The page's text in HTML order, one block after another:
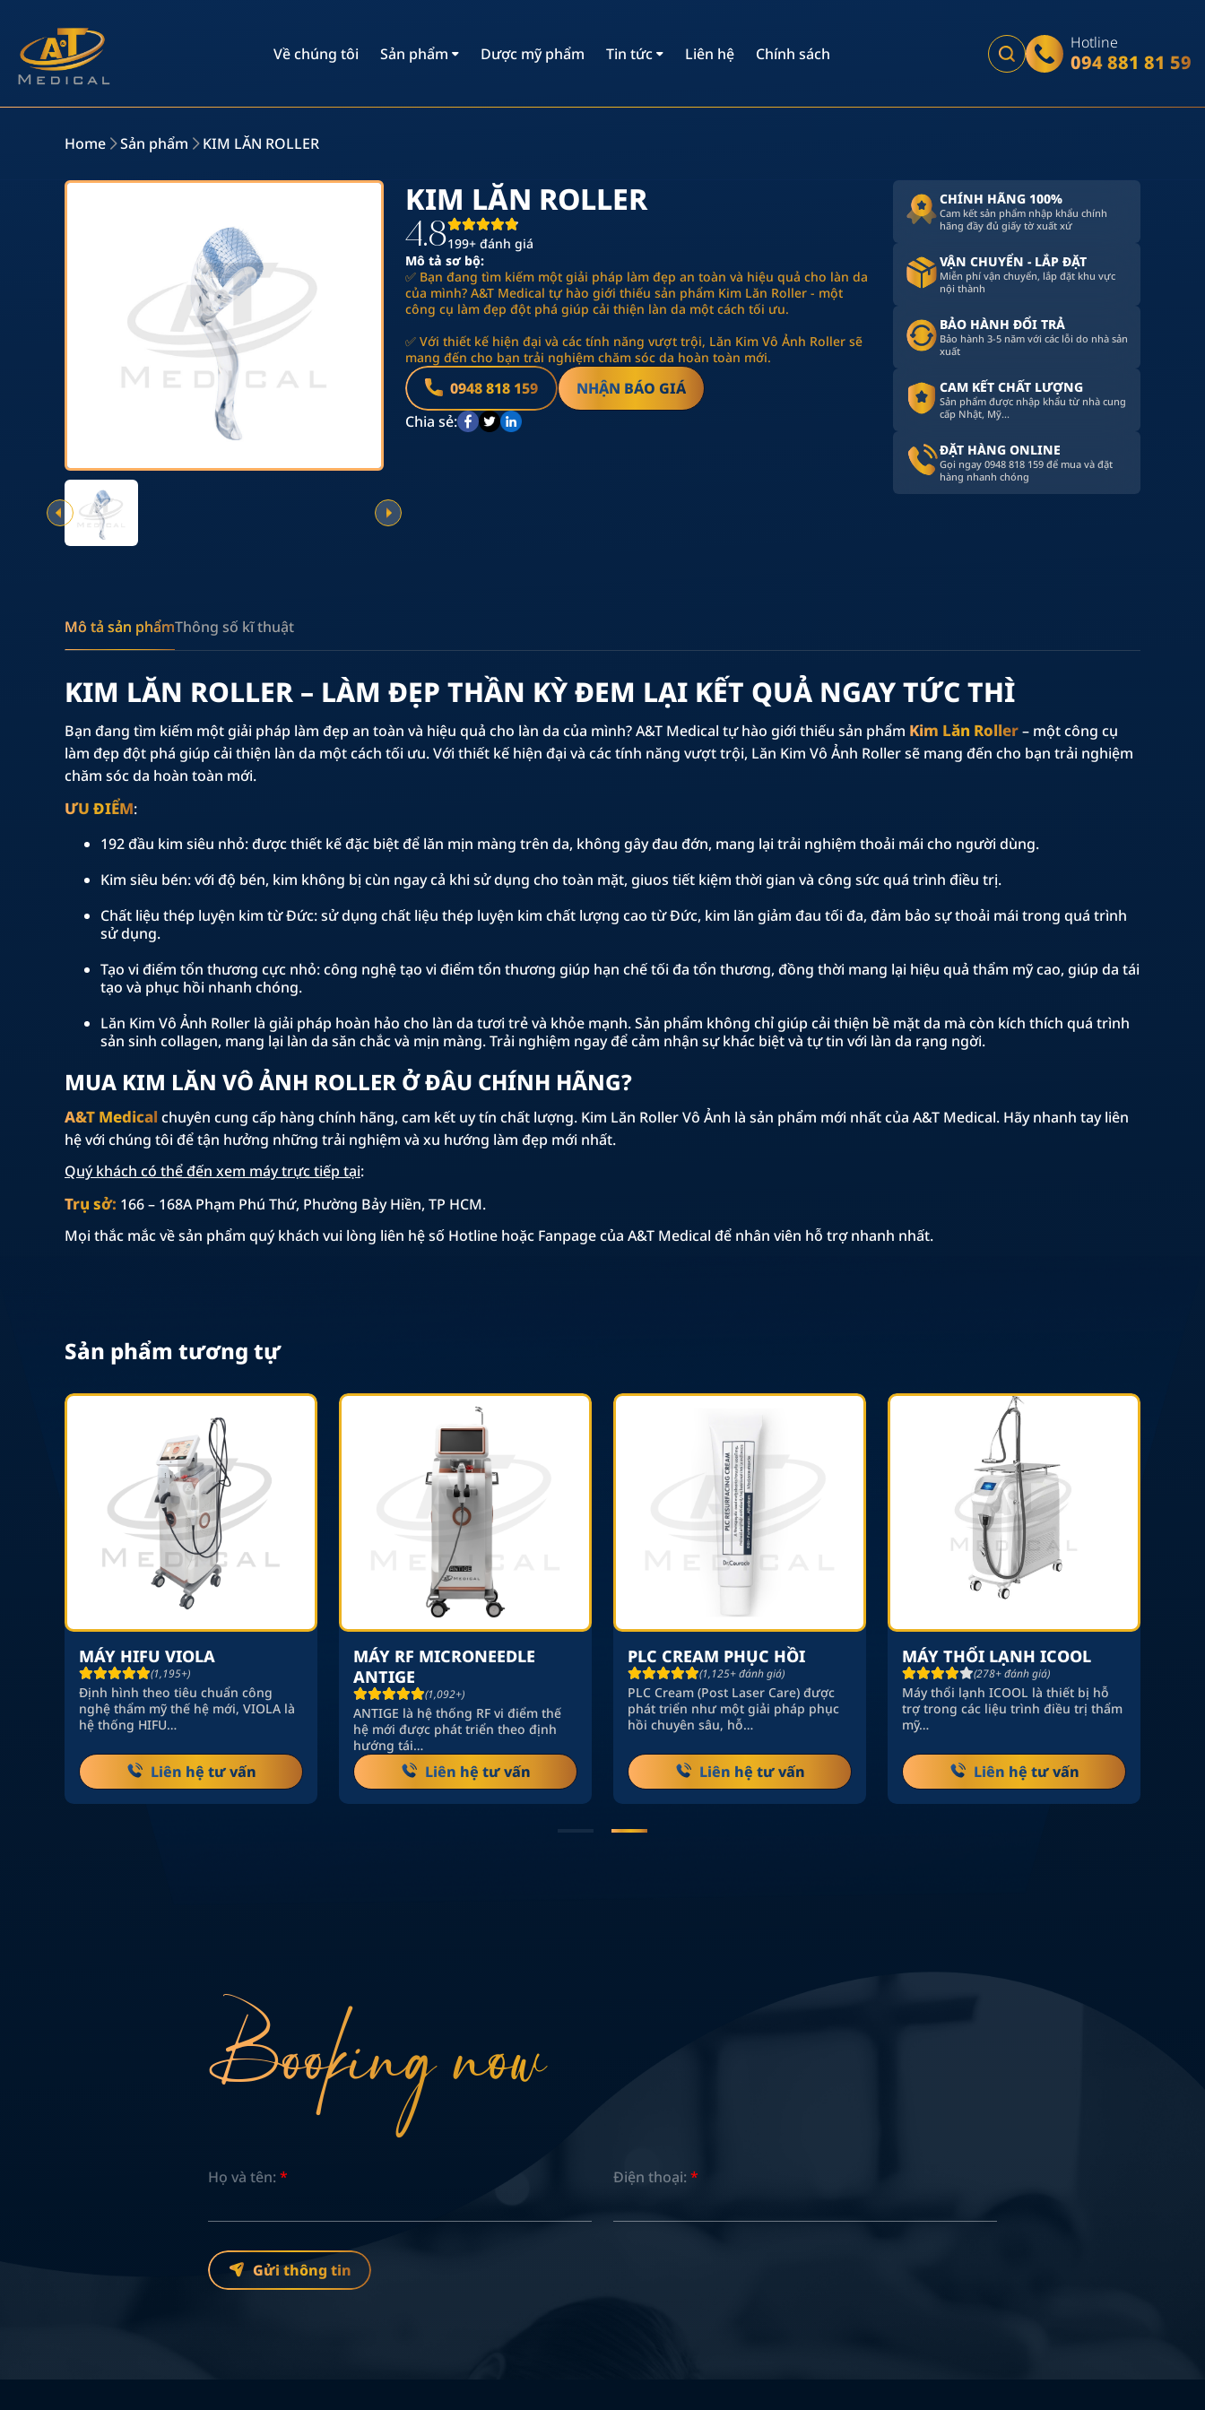
Về chúng tôi Sản phẩm Dược mỹ phẩm Tin tức Liên hệ Chính sách
Hotline
094 881 81 59
Home Sản phẩm KIM LĂN ROLLER
KIM LĂN ROLLER
4.8199+ đánh giá
Mô tả sơ bộ:
✅ Bạn đang tìm kiếm một giải pháp làm đẹp an toàn và hiệu quả cho làn da
của mình? A&T Medical tự hào giới thiếu sản phẩm Kim Lăn Roller - một
công cụ làm đẹp đột phá giúp cải thiện làn da một cách tối ưu.
✅ Với thiết kế hiện đại và các tính năng vượt trội, Lăn Kim Vô Ảnh Roller sẽ
mang đến cho bạn trải nghiệm chăm sóc da hoàn toàn mới.
0948 818 159
NHẬN BÁO GIÁ
Chia sẻ:
CHÍNH HÃNG 100%
Cam kết sản phẩm nhập khẩu chính
hãng đầy đủ giấy tờ xuất xứ
VẬN CHUYỂN - LẮP ĐẶT
Miễn phí vận chuyển, lắp đặt khu vực
nội thành
BẢO HÀNH ĐỔI TRẢ
Bảo hành 3-5 năm với các lỗi do nhà sản
xuất
CAM KẾT CHẤT LƯỢNG
Sản phẩm được nhập khẩu từ nhà cung
cấp Nhật, Mỹ...
ĐẶT HÀNG ONLINE
Gọi ngay 0948 818 159 để mua và đặt
hàng nhanh chóng
Mô tả sản phẩmThông số kĩ thuật
KIM LĂN ROLLER – LÀM ĐẸP THẦN KỲ ĐEM LẠI KẾT QUẢ NGAY TỨC THÌ
Bạn đang tìm kiếm một giải pháp làm đẹp an toàn và hiệu quả cho làn da của mình? A&T Medical tự hào giới thiếu sản phẩm Kim Lăn Roller– một công cụ
làm đẹp đột phá giúp cải thiện làn da một cách tối ưu. Với thiết kế hiện đại và các tính năng vượt trội, Lăn Kim Vô Ảnh Roller sẽ mang đến cho bạn trải nghiệm
chăm sóc da hoàn toàn mới.
ƯU ĐIỂM:
192 đầu kim siêu nhỏ: được thiết kế đặc biệt để lăn mịn màng trên da, không gây đau đớn, mang lại trải nghiệm thoải mái cho người dùng.
Kim siêu bén: với độ bén, kim không bị cùn ngay cả khi sử dụng cho toàn mặt, giuos tiết kiệm thời gian và công sức quá trình điều trị.
Chất liệu thép luyện kim từ Đức: sử dụng chất liệu thép luyện kim chất lượng cao từ Đức, kim lăn giảm đau tối đa, đảm bảo sự thoải mái trong quá trình
sử dụng.
Tạo vi điểm tổn thương cực nhỏ: công nghệ tạo vi điểm tổn thương giúp hạn chế tối đa tổn thương, đồng thời mang lại hiệu quả thẩm mỹ cao, giúp da tái
tạo và phục hồi nhanh chóng.
Lăn Kim Vô Ảnh Roller là giải pháp hoàn hảo cho làn da tươi trẻ và khỏe mạnh. Sản phẩm không chỉ giúp cải thiện bề mặt da mà còn kích thích quá trình
sản sinh collagen, mang lại làn da săn chắc và mịn màng. Trải nghiệm ngay để cảm nhận sự khác biệt và tự tin với làn da rạng ngời.
MUA KIM LĂN VÔ ẢNH ROLLER Ở ĐÂU CHÍNH HÃNG?
A&T Medical chuyên cung cấp hàng chính hãng, cam kết uy tín chất lượng. Kim Lăn Roller Vô Ảnh là sản phẩm mới nhất của A&T Medical. Hãy nhanh tay liên
hệ với chúng tôi để tận hưởng những trải nghiệm và xu hướng làm đẹp mới nhất.
Quý khách có thể đến xem máy trực tiếp tại:
Trụ sở: 166 – 168A Phạm Phú Thứ, Phường Bảy Hiền, TP HCM.
Mọi thắc mắc về sản phẩm quý khách vui lòng liên hệ số Hotline hoặc Fanpage của A&T Medical để nhân viên hỗ trợ nhanh nhất.
Sản phẩm tương tự
MÁY HIFU VIOLA
(1,195+)
Định hình theo tiêu chuẩn công
nghệ thẩm mỹ thế hệ mới, VIOLA là
hệ thống HIFU…
Liên hệ tư vấn
MÁY RF MICRONEEDLE
ANTIGE
(1,092+)
ANTIGE là hệ thống RF vi điểm thế
hệ mới được phát triển theo định
hướng tái…
Liên hệ tư vấn
PLC CREAM PHỤC HỒI
(1,125+ đánh giá)
PLC Cream (Post Laser Care) được
phát triển như một giải pháp phục
hồi chuyên sâu, hỗ…
Liên hệ tư vấn
MÁY THỔI LẠNH ICOOL
(278+ đánh giá)
Máy thổi lạnh ICOOL là thiết bị hỗ
trợ trong các liệu trình điều trị thẩm
mỹ…
Liên hệ tư vấn
Booking now
Họ và tên: * Điện thoại: *
Gửi thông tin